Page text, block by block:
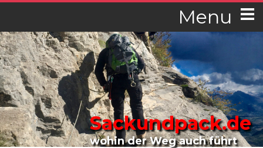
Menu
Sackundpack.de
wohin der Weg auch führt